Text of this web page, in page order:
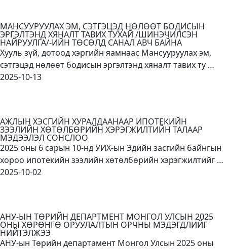
МАНСУУРУУЛАХ ЭМ, СЭТГЭЦЭД НӨЛӨӨТ БОДИСЫН
ЭРГЭЛТЭНД ХЯНАЛТ ТАВИХ ТУХАЙ /ШИНЭЧИЛСЭН
НАЙРУУЛГА/-ИЙН ТӨСӨЛД САНАЛ АВЧ БАЙНА
Хууль зүй, дотоод хэргийн яамнаас Мансууруулах эм,
сэтгэцэд нөлөөт бодисын эргэлтэнд хяналт тавих ту …
2025-10-13
АЖЛЫН ХЭСГИЙН ХУРАЛДААНААР ИПОТЕКИЙН
ЗЭЭЛИЙН ХӨТӨЛБӨРИЙН ХЭРЭГЖИЛТИЙН ТАЛААР
МЭДЭЭЛЭЛ СОНСЛОО
2025 оны 6 сарын 10-нд УИХ-ын Эдийн засгийн байнгын
хороо ипотекийн зээлийн хөтөлбөрийн хэрэгжилтийг …
2025-10-02
АНУ-ЫН ТӨРИЙН ДЕПАРТМЕНТ МОНГОЛ УЛСЫН 2025
ОНЫ ХӨРӨНГӨ ОРУУЛАЛТЫН ОРЧНЫ МЭДЭГДЛИЙГ
НИЙТЭЛЖЭЭ
АНУ-ын Төрийн департамент Монгол Улсын 2025 оны